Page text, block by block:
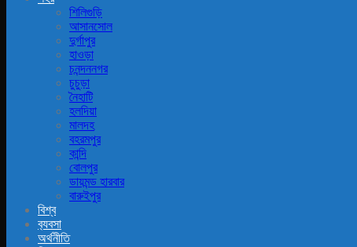
শিলিগুড়ি
আসানসোল
দুর্গাপুর
হাওড়া
চনন্দননগর
চুচুড়া
নৈহাটি
হলদিয়া
মালদহ
বহরমপুর
কান্দি
বোলপুর
ডায়মন্ড হারবার
বারুইপুর
বিশ্ব
ব‍্যবসা
অর্থনীতি